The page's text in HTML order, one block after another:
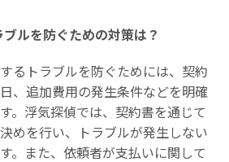
ルを防ぐための対策は？
るトラブルを防ぐためには、契約
、追加費用の発生条件などを明確
。浮気探偵では、契約書を通じて
めを行い、トラブルが発生しない
。また、依頼者が支払いに関して